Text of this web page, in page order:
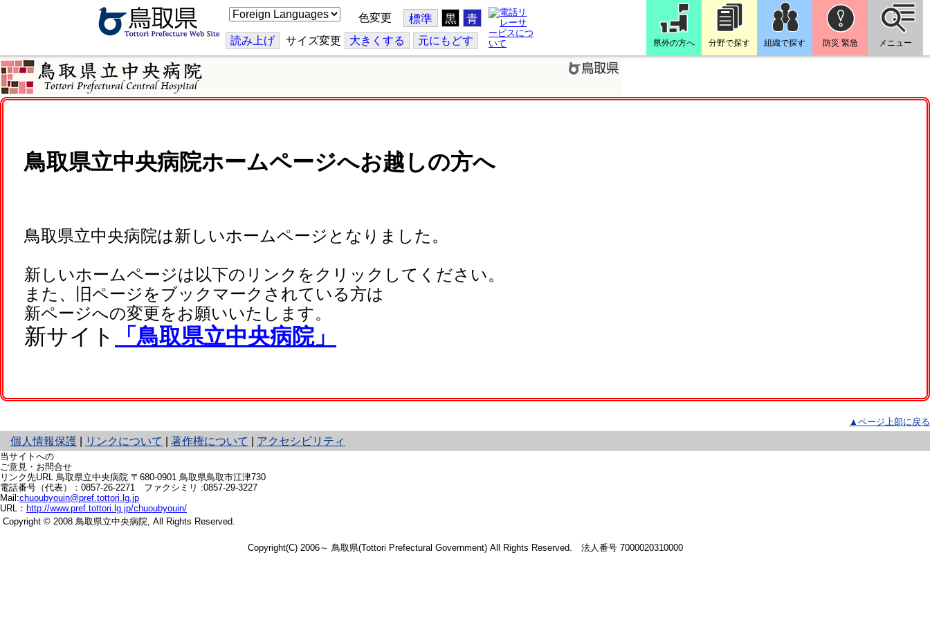
こ
の
ジ
を
る
色変更 標準 黒 青
読み上げ サイズ変更 大きくする 元にもどす 県外の方へ 分野で探す 組織で探す 防災 緊急 メニュー
鳥取県立中央病院ホームページへお越しの方へ
鳥取県立中央病院は新しいホームページとなりました。
新しいホームページは以下のリンクをクリックしてください。
また、旧ページをブックマークされている方は
新ページへの変更をお願いいたします。
新サイト 「鳥取県立中央病院」
▲ページ上部に戻る
個人情報保護
と
り
ッ
ト
へ
の
リンクについて 著作権について アクセシビリティ
当サイトへの
ご意見・お問合せ
リンク先URL 鳥取県立中央病院 〒680-0901 鳥取県鳥取市江津730
電話番号（代表）： 0857-26-2271 ファクシミリ :0857-29-3227
Mail:chuoubyouin@pref.tottori.lg.jp
URL： http://www.pref.tottori.lg.jp/chuoubyouin/
Copyright © 2008 鳥取県立中央病院, All Rights Reserved.
Copyright(C) 2006～ 鳥取県(Tottori Prefectural Government) All Rights Reserved. 法人番号 7000020310000